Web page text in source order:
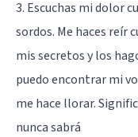
3. Escuchas mi dolor
sordos. Me haces reír
mis secretos y los
puedo encontrar mi
me hace llorar.
nunca sabrá